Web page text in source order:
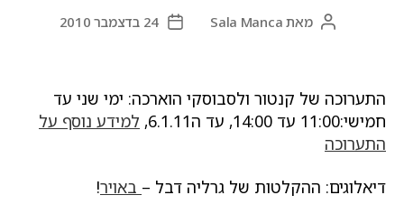
המחבר
מאת Sala Manca
תאריך
24 בדצמבר 2010
התערוכה של קנטור ולסבוסקי הוארכה: ימי שני עד
חמישי:11:00 עד 14:00, עד ה6.1.11,
למידע נוסף על
התערוכה
דיאלוגים: ההקלטות של גרליה דבל – באויר!